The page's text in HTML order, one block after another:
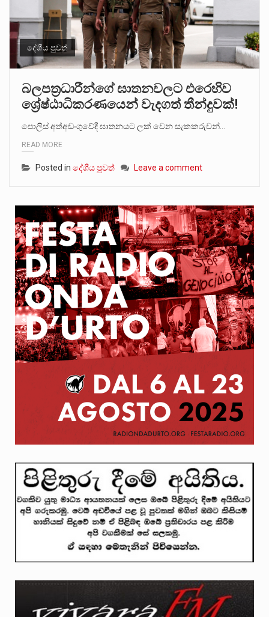
දේශීය පුවත්
බලපත්‍රධාරීන්ගේ ඝාතනවලට එරෙහිව
ශ්‍රේෂ්ඨාධිකරණයෙන් වැදගත් තීන්දුවක්!
පොලිස් අත්අඩංගුවේදී ඝාතනයට ලක් වෙන සැකකරුවන්…
READ MORE
Posted in දේශීය පුවත් Leave a comment